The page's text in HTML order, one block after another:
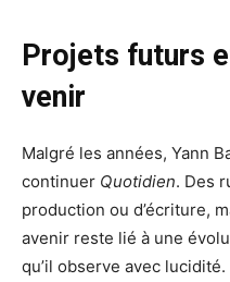
Projets futurs
venir
Malgré les années, Yann
continuer Quotidien. Des
production ou d’écriture,
avenir reste lié à une
qu’il observe avec lucidité.